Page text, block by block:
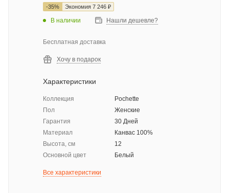
-35% Экономия 7 246 ₽
В наличии Нашли дешевле?
Бесплатная доставка
Хочу в подарок
Характеристики
Коллекция
Pochette
Пол
Женские
Гарантия
30 Дней
Материал
Канвас 100%
Высота, см
12
Основной цвет
Белый
Все характеристики